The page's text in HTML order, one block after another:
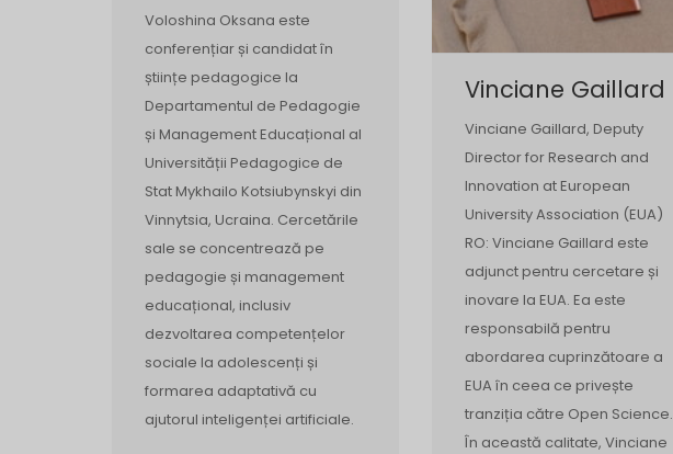
Voloshina Oksana este
conferențiar și candidat în
științe pedagogice la
Departamentul de Pedagogie
și Management Educațional al
Universității Pedagogice de
Stat Mykhailo Kotsiubynskyi din
Vinnytsia, Ucraina. Cercetările
sale se concentrează pe
pedagogie și management
educațional, inclusiv
dezvoltarea competențelor
sociale la adolescenți și
formarea adaptativă cu
ajutorul inteligenței artificiale.
Vinciane Gaillard
Vinciane Gaillard, Deputy
Director for Research and
Innovation at European
University Association (EUA)
RO: Vinciane Gaillard este
adjunct pentru cercetare și
inovare la EUA. Ea este
responsabilă pentru
abordarea cuprinzătoare a
EUA în ceea ce privește
tranziția către Open Science.
În această calitate, Vinciane